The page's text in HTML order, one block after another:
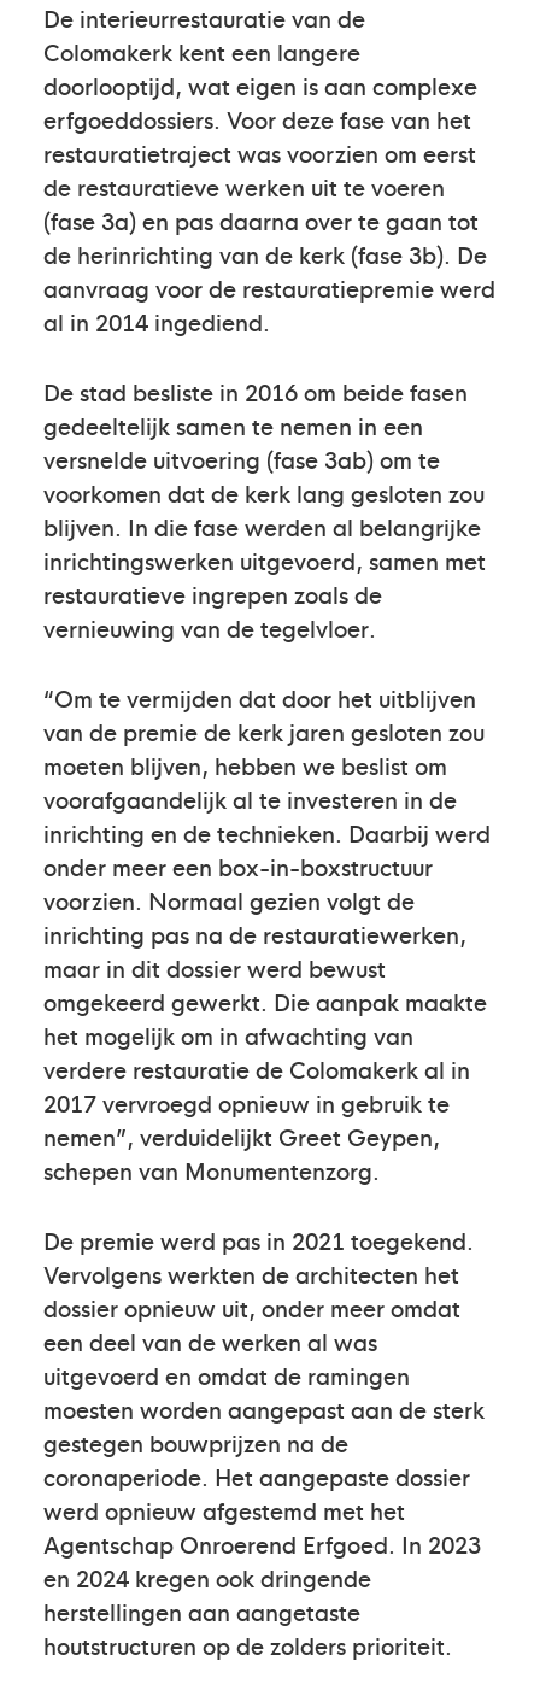
De interieurrestauratie van de
Colomakerk kent een langere
doorlooptijd, wat eigen is aan complexe
erfgoeddossiers. Voor deze fase van het
restauratietraject was voorzien om eerst
de restauratieve werken uit te voeren
(fase 3a) en pas daarna over te gaan tot
de herinrichting van de kerk (fase 3b). De
aanvraag voor de restauratiepremie werd
al in 2014 ingediend.
De stad besliste in 2016 om beide fasen
gedeeltelijk samen te nemen in een
versnelde uitvoering (fase 3ab) om te
voorkomen dat de kerk lang gesloten zou
blijven. In die fase werden al belangrijke
inrichtingswerken uitgevoerd, samen met
restauratieve ingrepen zoals de
vernieuwing van de tegelvloer.
“Om te vermijden dat door het uitblijven
van de premie de kerk jaren gesloten zou
moeten blijven, hebben we beslist om
voorafgaandelijk al te investeren in de
inrichting en de technieken. Daarbij werd
onder meer een box-in-boxstructuur
voorzien. Normaal gezien volgt de
inrichting pas na de restauratiewerken,
maar in dit dossier werd bewust
omgekeerd gewerkt. Die aanpak maakte
het mogelijk om in afwachting van
verdere restauratie de Colomakerk al in
2017 vervroegd opnieuw in gebruik te
nemen”, verduidelijkt Greet Geypen,
schepen van Monumentenzorg.
De premie werd pas in 2021 toegekend.
Vervolgens werkten de architecten het
dossier opnieuw uit, onder meer omdat
een deel van de werken al was
uitgevoerd en omdat de ramingen
moesten worden aangepast aan de sterk
gestegen bouwprijzen na de
coronaperiode. Het aangepaste dossier
werd opnieuw afgestemd met het
Agentschap Onroerend Erfgoed. In 2023
en 2024 kregen ook dringende
herstellingen aan aangetaste
houtstructuren op de zolders prioriteit.